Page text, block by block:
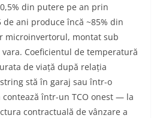
din putere pe an prin
ani produce încă ~85% din
microinvertorul, montat sub
vara. Coeficientul de temperatură
de viață după relația
stă în garaj sau într-o
contează într-un TCO onest — la
contractuală de vânzare a